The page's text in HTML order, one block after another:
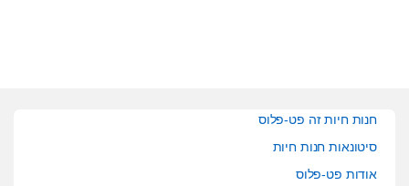
חנות חיות זה פט-פלוס
סיטונאות חנות חיות
אודות פט-פלוס